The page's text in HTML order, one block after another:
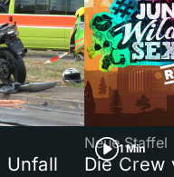
Unfall
1 Min
Neue Staffel
Die Crew